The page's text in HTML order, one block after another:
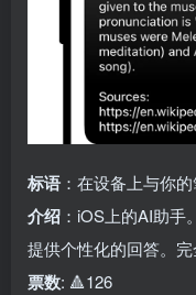
标语 ：在设备上与你
介绍 ：iOS上的AI助手
提供个性化的回答。完
票数: 🔺126